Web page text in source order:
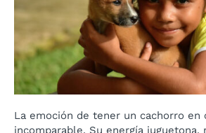
La emoción de tener un cachorro en
incomparable. Su energía juguetona,